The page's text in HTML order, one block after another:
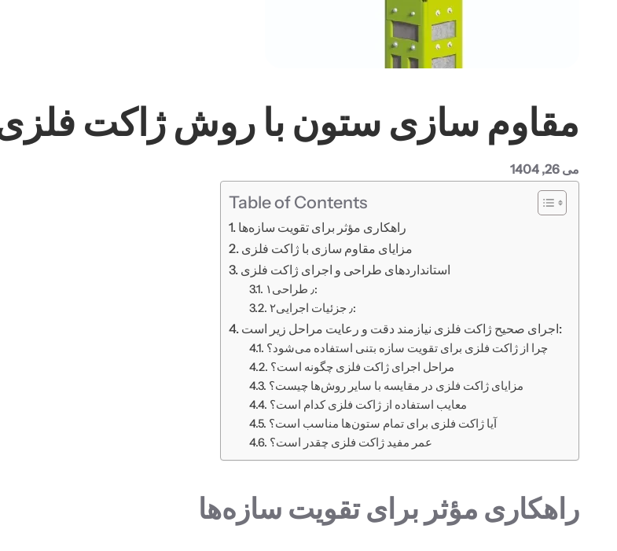
مقاوم سازی ستون با روش ژاکت
می 26, 1404
Table of Contents
راهکاری مؤثر برای تقویت سازه‌ها
مزایای مقاوم سازی با ژاکت فلزی
استانداردهای طراحی و اجرای ژاکت فلزی
۱٫ طراحی:
۲٫ جزئیات اجرایی:
اجرای صحیح ژاکت فلزی نیازمند دقت و رعایت مراحل زیر است:
چرا از ژاکت فلزی برای تقویت سازه بتنی استفاده می‌شود؟
مراحل اجرای ژاکت فلزی چگونه است؟
مزایای ژاکت فلزی در مقایسه با سایر روش‌ها چیست؟
معایب استفاده از ژاکت فلزی کدام است؟
آیا ژاکت فلزی برای تمام ستون‌ها مناسب است؟
عمر مفید ژاکت فلزی چقدر است؟
راهکاری مؤثر برای تقویت سازه‌ها